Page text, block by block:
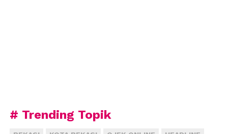
# Trending Topik